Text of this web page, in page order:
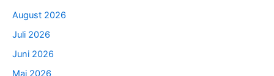
August 2026
Juli 2026
Juni 2026
Mai 2026